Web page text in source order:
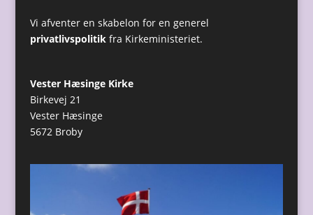
Vi afventer en skabelon for en generel
privatlivspolitikfra Kirkeministeriet.
Vester Hæsinge Kirke
Birkevej 21
Vester Hæsinge
5672 Broby